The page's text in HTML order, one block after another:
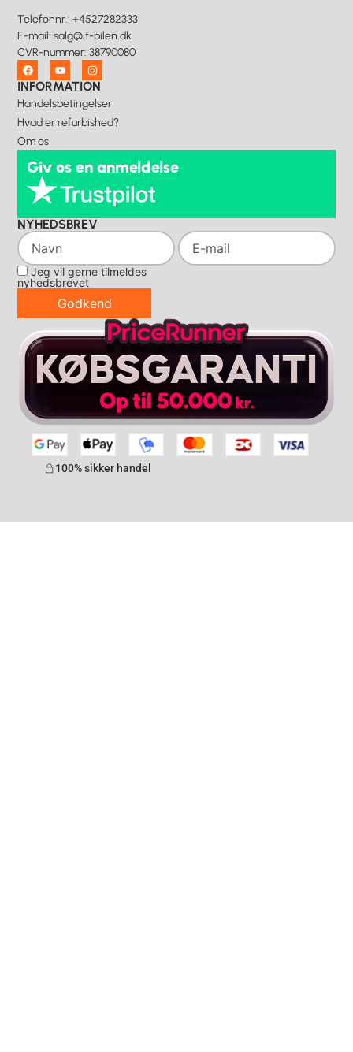
Telefonnr.: +4527282333
E-mail:salg@it-bilen.dk
CVR-nummer: 38790080
INFORMATION
Handelsbetingelser
Hvad er refurbished?
Om os
Giv os en anmeldelse
NYHEDSBREV
Jeg vil gerne tilmeldes
nyhedsbrevet
Godkend
100% sikker handel